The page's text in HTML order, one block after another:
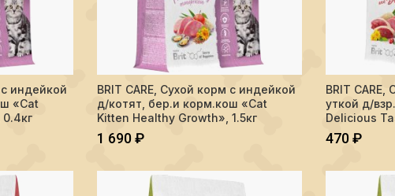
корм с индейкой д/котят, бер.и корм.кош "Cat Kitten Healthy Growth",
с индейкой
«Cat
Количество BRIT CARE, Сухой корм с индейкой д/
В КОРЗИНУ
BRIT CARE, Сухой корм с индейкой
д/котят, бер.и корм.кош «Cat
Kitten Healthy Growth», 1.5кг
1 690₽
Количество
BRIT
уткой д/
Delicious
470₽